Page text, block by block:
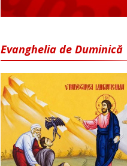
Evanghelia de Duminică